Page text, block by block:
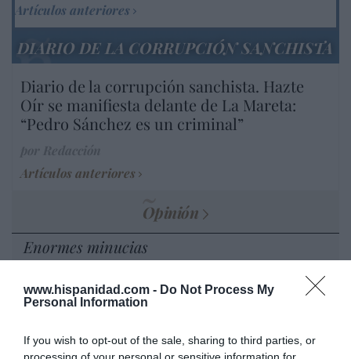
www.hispanidad.com - Do Not Process My
Personal Information
If you wish to opt-out of the sale, sharing to third parties, or
Artículos anteriores
DIARIO DE LA CORRUPCIÓN SANCHISTA
Diario de la corrupción sanchista. Hazte
Oír se manifiesta delante de La Mareta:
“Pedro Sánchez es un criminal”
Artículos anteriores
Opinión
Enormes minucias